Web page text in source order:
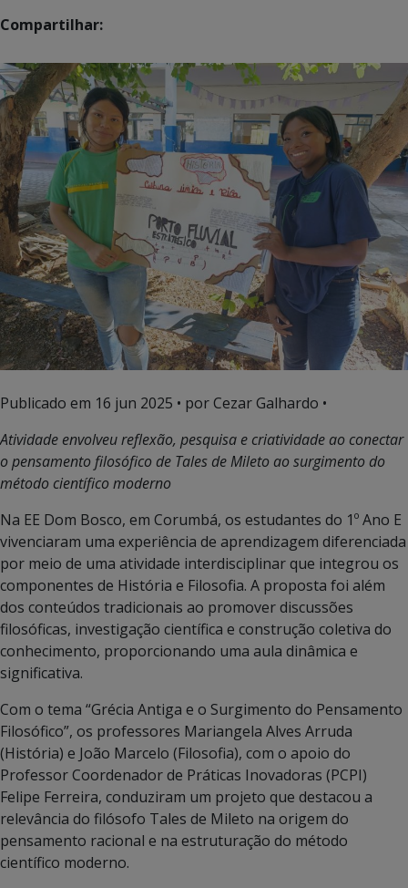
Compartilhar:
Publicado em 16 jun 2025 • por Cezar Galhardo •
Atividade envolveu reflexão, pesquisa e criatividade ao conectar
o pensamento filosófico de Tales de Mileto ao surgimento do
método científico moderno
Na EE Dom Bosco, em Corumbá, os estudantes do 1º Ano E
vivenciaram uma experiência de aprendizagem diferenciada
por meio de uma atividade interdisciplinar que integrou os
componentes de História e Filosofia. A proposta foi além
dos conteúdos tradicionais ao promover discussões
filosóficas, investigação científica e construção coletiva do
conhecimento, proporcionando uma aula dinâmica e
significativa.
Com o tema “Grécia Antiga e o Surgimento do Pensamento
Filosófico”, os professores Mariangela Alves Arruda
(História) e João Marcelo (Filosofia), com o apoio do
Professor Coordenador de Práticas Inovadoras (PCPI)
Felipe Ferreira, conduziram um projeto que destacou a
relevância do filósofo Tales de Mileto na origem do
pensamento racional e na estruturação do método
científico moderno.